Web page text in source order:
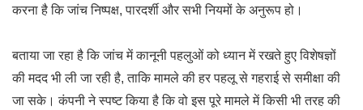
करना है कि जांच निष्पक्ष, पारदर्शी और सभी नियमों के अनुरूप हो।
बताया जा रहा है कि जांच में कानूनी पहलुओं को ध्यान में रखते हुए विशेषज्ञों
की मदद भी ली जा रही है, ताकि मामले की हर पहलू से गहराई से समीक्षा की
जा सके। कंपनी ने स्पष्ट किया है कि वो इस पूरे मामले में किसी भी तरह की